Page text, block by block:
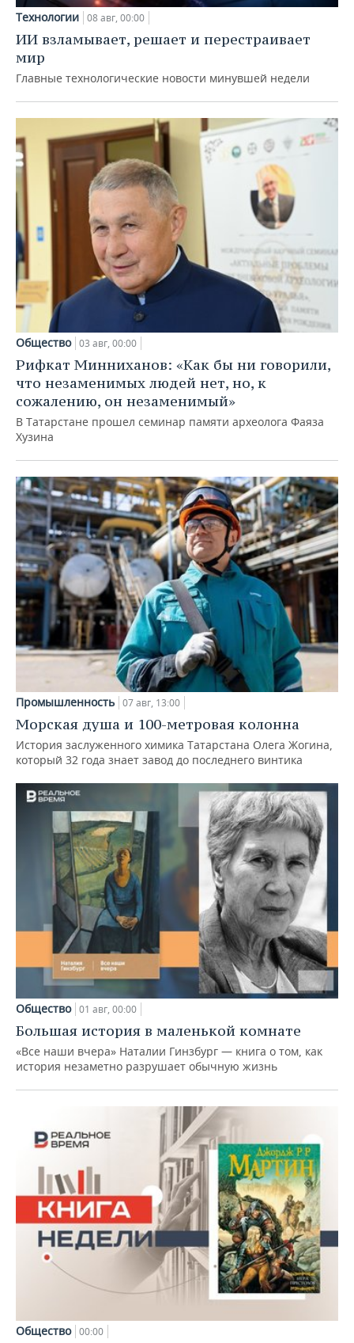
Технологии 08 авг, 00:00
ИИ взламывает, решает и перестраивает
мир
Главные технологические новости минувшей недели
Общество 03 авг, 00:00
Рифкат Минниханов: «Как бы ни говорили,
что незаменимых людей нет, но, к
сожалению, он незаменимый»
В Татарстане прошел семинар памяти археолога Фаяза
Хузина
Промышленность 07 авг, 13:00
Морская душа и 100-метровая колонна
История заслуженного химика Татарстана Олега Жогина,
который 32 года знает завод до последнего винтика
Общество 01 авг, 00:00
Большая история в маленькой комнате
«Все наши вчера» Наталии Гинзбург — книга о том, как
история незаметно разрушает обычную жизнь
Общество 00:00